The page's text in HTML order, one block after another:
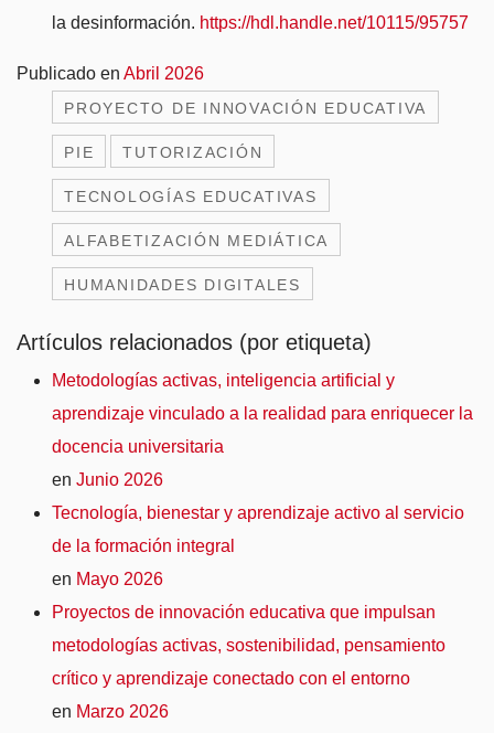
la desinformación. https://hdl.handle.net/10115/95757
Publicado en Abril 2026
PROYECTO DE INNOVACIÓN EDUCATIVA
PIE TUTORIZACIÓN
TECNOLOGÍAS EDUCATIVAS
ALFABETIZACIÓN MEDIÁTICA
HUMANIDADES DIGITALES
Artículos relacionados (por etiqueta)
Metodologías activas, inteligencia artificial y
aprendizaje vinculado a la realidad para enriquecer la
docencia universitaria
en Junio 2026
Tecnología, bienestar y aprendizaje activo al servicio
de la formación integral
en Mayo 2026
Proyectos de innovación educativa que impulsan
metodologías activas, sostenibilidad, pensamiento
crítico y aprendizaje conectado con el entorno
en Marzo 2026